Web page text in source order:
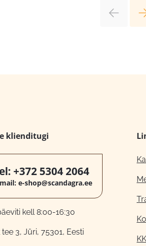
klienditugi
+372 5304 2064
e-shop@scandagra.ee
kell 8:00-16:30
tee 3, Jüri, 75301, Eesti